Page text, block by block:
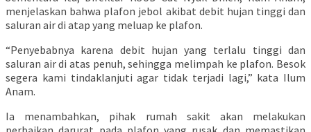
menjelaskan bahwa plafon jebol akibat debit hujan tinggi dan
saluran air di atap yang meluap ke plafon.
“Penyebabnya karena debit hujan yang terlalu tinggi dan
saluran air di atas penuh, sehingga melimpah ke plafon. Besok
segera kami tindaklanjuti agar tidak terjadi lagi,” kata Ilum
Anam.
Ia menambahkan, pihak rumah sakit akan melakukan